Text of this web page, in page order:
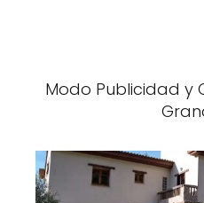
Modo Publicidad y